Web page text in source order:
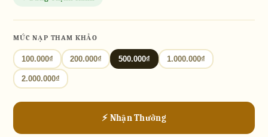
MỨC NẠP THAM KHẢO
100.000₫ 200.000₫ 500.000₫ 1.000.000₫
2.000.000₫
⚡ Nhận Thưởng